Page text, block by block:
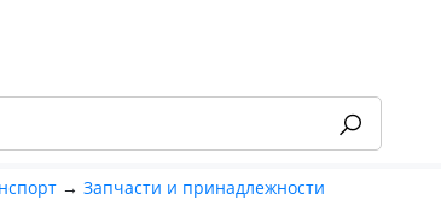
→ Запчасти и принадлежности